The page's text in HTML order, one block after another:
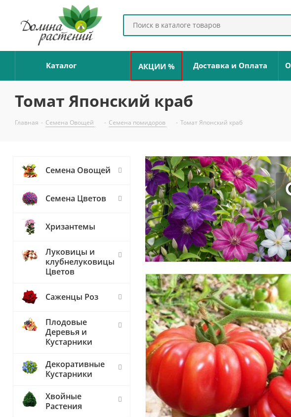
Каталог АКЦИИ % Доставка и Оплата
Томат Японский краб
Главная - Семена Овощей - Семена помидоров - Томат Японский краб
Семена Овощей
Семена Цветов
Хризантемы
Луковицы и
клубнелуковицы
Цветов
Саженцы Роз
Плодовые
Деревья и
Кустарники
Декоративные
Кустарники
Хвойные
Растения